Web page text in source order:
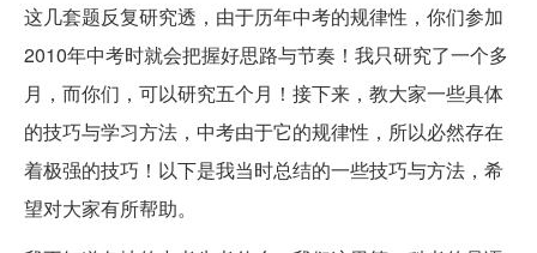
这几套题反复研究透，由于历年中考的规律性，你们参加
2010年中考时就会把握好思路与节奏！我只研究了一个多
月，而你们，可以研究五个月！接下来，教大家一些具体
的技巧与学习方法，中考由于它的规律性，所以必然存在
着极强的技巧！以下是我当时总结的一些技巧与方法，希
望对大家有所帮助。